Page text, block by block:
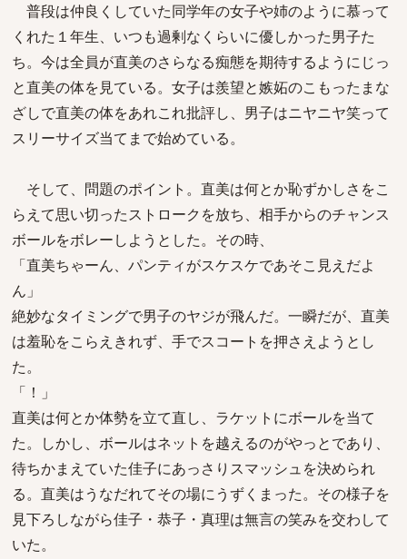
普段は仲良くしていた同学年の女子や姉のように慕って
くれた１年生、いつも過剰なくらいに優しかった男子た
ち。今は全員が直美のさらなる痴態を期待するようにじっ
と直美の体を見ている。女子は羨望と嫉妬のこもったまな
ざしで直美の体をあれこれ批評し、男子はニヤニヤ笑って
スリーサイズ当てまで始めている。
そして、問題のポイント。直美は何とか恥ずかしさをこ
らえて思い切ったストロークを放ち、相手からのチャンス
ボールをボレーしようとした。その時、
「直美ちゃーん、パンティがスケスケであそこ見えだよ
ん」
絶妙なタイミングで男子のヤジが飛んだ。一瞬だが、直美
は羞恥をこらえきれず、手でスコートを押さえようとし
た。
「！」
直美は何とか体勢を立て直し、ラケットにボールを当て
た。しかし、ボールはネットを越えるのがやっとであり、
待ちかまえていた佳子にあっさりスマッシュを決められ
る。直美はうなだれてその場にうずくまった。その様子を
見下ろしながら佳子・恭子・真理は無言の笑みを交わして
いた。